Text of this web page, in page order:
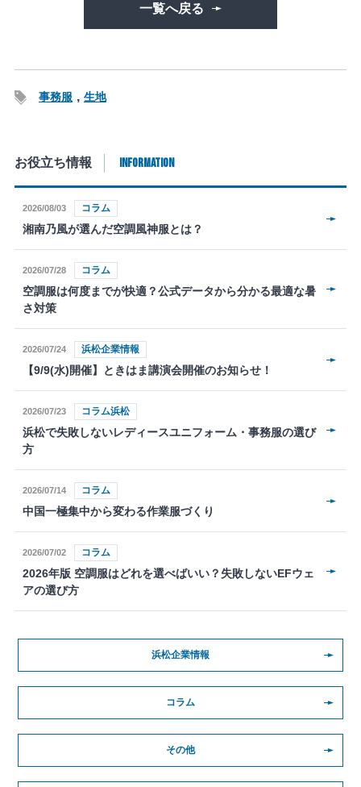
一覧へ戻る
事務服 生地
お役立ち情報 INFORMATION
2026/08/03 コラム
湘南乃風が選んだ空調風神服とは？
2026/07/28 コラム
空調服は何度までが快適？公式データから分かる最適な暑
さ対策
2026/07/24 浜松企業情報
【9/9(水)開催】ときはま講演会開催のお知らせ！
2026/07/23 コラム浜松
浜松で失敗しないレディースユニフォーム・事務服の選び
方
2026/07/14 コラム
中国一極集中から変わる作業服づくり
2026/07/02 コラム
2026年版 空調服はどれを選べばいい？失敗しないEFウェ
アの選び方
浜松企業情報
コラム
その他